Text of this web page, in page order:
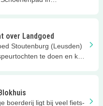
over Landgoed
Stoutenburg (Leusden)
te doen en kun
boerderij ligt bij veel fiets-